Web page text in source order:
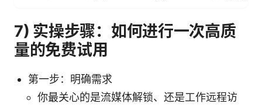
7) 实操步骤：如何进行一次高质
量的免费试用
第一步：明确需求
你最关心的是流媒体解锁、还是工作远程访